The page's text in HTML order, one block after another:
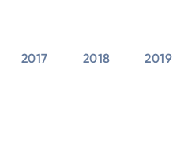
2017 2018 2019